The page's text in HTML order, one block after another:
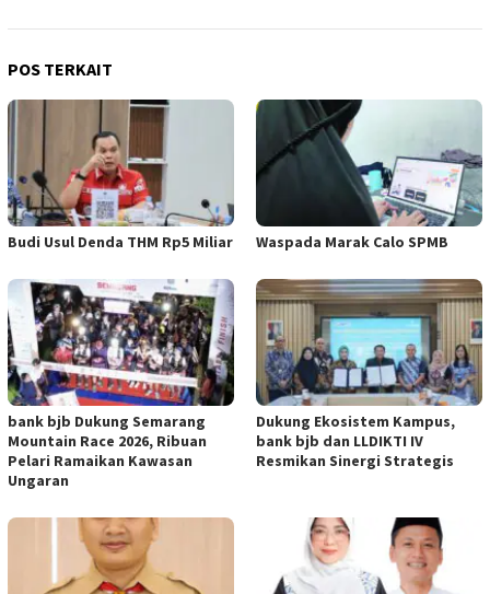
POS TERKAIT
Budi Usul Denda THM Rp5 Miliar Waspada Marak Calo SPMB
bank bjb Dukung Semarang
Mountain Race 2026, Ribuan
Pelari Ramaikan Kawasan
Ungaran
Dukung Ekosistem Kampus,
bank bjb dan LLDIKTI IV
Resmikan Sinergi Strategis